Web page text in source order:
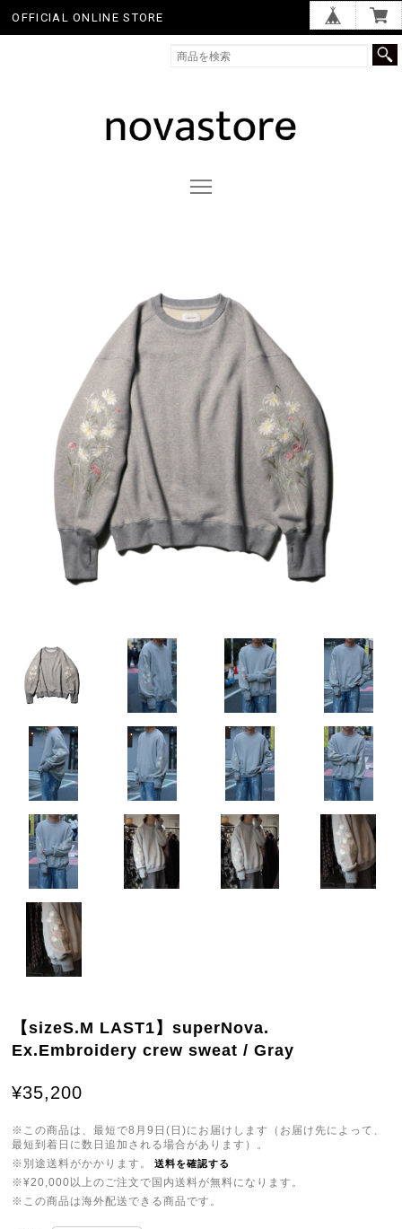
OFFICIAL ONLINE STORE
【sizeS.M LAST1】superNova.
Ex.Embroidery crew sweat / Gray
¥35,200
※この商品は、最短で8月9日(日)にお届けします（お届け先によって、
最短到着日に数日追加される場合があります）。
※別途送料がかかります。
送料を確認する
※¥20,000以上のご注文で国内送料が無料になります。
※この商品は海外配送できる商品です。